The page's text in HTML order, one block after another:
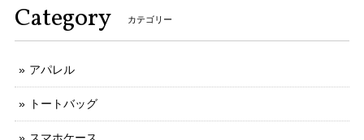
Category カテゴリー
アパレル
トートバッグ